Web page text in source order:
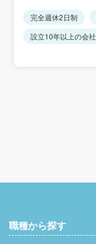
完全週休2日制
設立10年以上の会社
職種から探す